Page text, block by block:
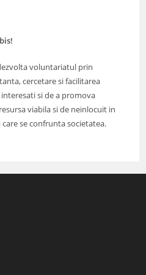
voluntariatul prin
cercetare si facilitarea
si de a promova
viabila si de neinlocuit in
se confrunta societatea.